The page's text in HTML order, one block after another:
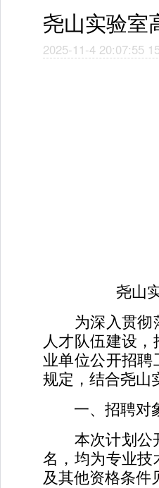
尧山实验室
2025-11-4 20:07:55
尧山
为深入贯彻
人才队伍建设
业单位公开招
规定，结合尧山
一、招聘对
本次计划公
名，均为专业
及其他资格条件